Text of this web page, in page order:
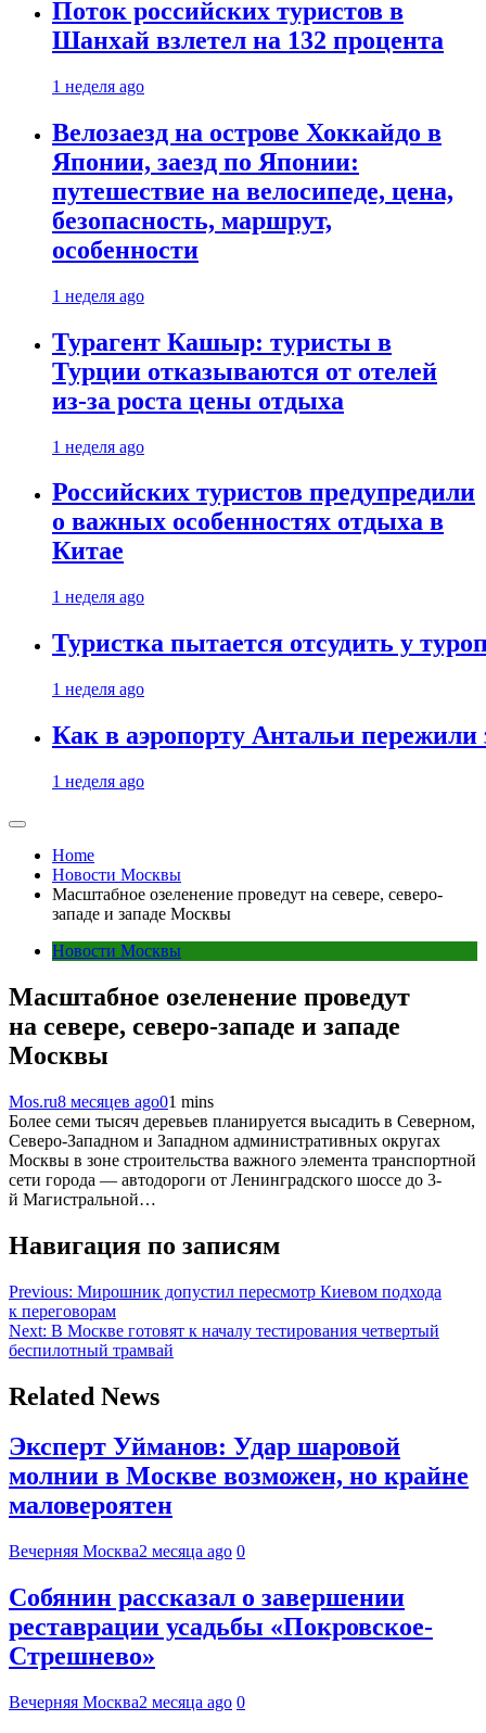
Поток российских туристов в
Шанхай взлетел на 132 процента
1 неделя ago
Велозаезд на острове Хоккайдо в
Японии, заезд по Японии:
путешествие на велосипеде, цена,
безопасность, маршрут,
особенности
1 неделя ago
Турагент Кашыр: туристы в
Турции отказываются от отелей
из-за роста цены отдыха
1 неделя ago
Российских туристов предупредили
о важных особенностях отдыха в
Китае
1 неделя ago
Туристка пытается отсудить у
1 неделя ago
Как в аэропорту Антальи
1 неделя ago
Home
Новости Москвы
Масштабное озеленение проведут на севере, северо-
западе и западе Москвы
Новости Москвы
Масштабное озеленение проведут
на севере, северо-западе и западе
Москвы
Mos.ru8 месяцев ago01 mins
Более семи тысяч деревьев планируется высадить в Северном,
Северо-Западном и Западном административных округах
Москвы в зоне строительства важного элемента транспортной
сети города — автодороги от Ленинградского шоссе до 3-
й Магистральной…
Навигация по записям
Previous: Мирошник допустил пересмотр Киевом подхода
к переговорам
Next: В Москве готовят к началу тестирования четвертый
беспилотный трамвай
Related News
Эксперт Уйманов: Удар шаровой
молнии в Москве возможен, но крайне
маловероятен
Вечерняя Москва2 месяца ago 0
Собянин рассказал о завершении
реставрации усадьбы «Покровское-
Стрешнево»
Вечерняя Москва2 месяца ago 0